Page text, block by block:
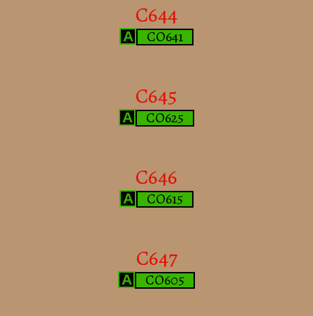
C644
A CO641
C645
A CO625
C646
A CO615
C647
A CO605